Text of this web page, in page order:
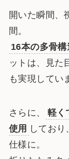
開いた瞬間、
間。
16本の多骨構
ットは、見た
も実現してい
さらに、
軽く
使用 してお
仕様に。